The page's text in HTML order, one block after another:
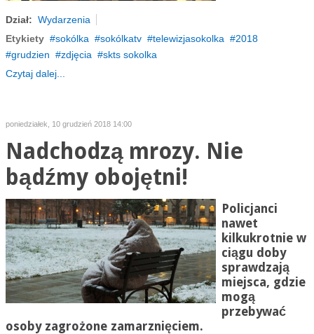
Dział: Wydarzenia
Etykiety
sokólka sokólkatv telewizjasokolka
2018
grudzien
zdjęcia
skts sokolka
Czytaj dalej...
poniedziałek, 10 grudzień 2018 14:00
Nadchodzą mrozy. Nie
bądźmy obojętni!
Policjanci
nawet
kilkukrotnie w
ciągu doby
sprawdzają
miejsca, gdzie
mogą
przebywać
osoby zagrożone zamarznięciem.